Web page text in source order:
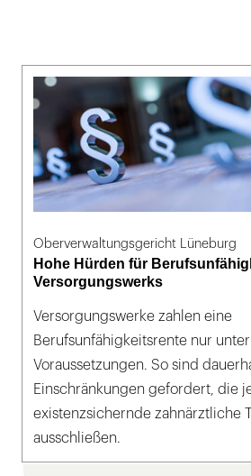
Oberverwaltungsgericht Lüneburg
Hohe Hürden für
Versorgungswerks
Versorgungswerke zahlen eine
Berufsunfähigkeitsrente nur
Voraussetzungen. So sind
Einschränkungen gefordert, die
existenzsichernde zahnärztliche
ausschließen.